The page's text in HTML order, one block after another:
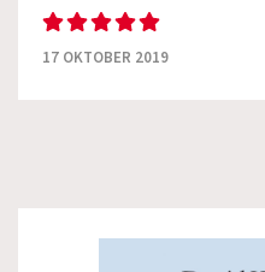
17 OKTOBER 2019